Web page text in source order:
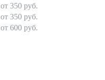
от 350 руб.
от 350 руб.
от 600 руб.